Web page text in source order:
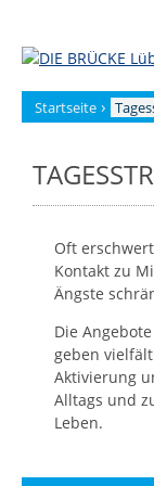
springen
Startseite ›
Oft
Kontakt zu
Ängste
Die
geben
Aktivierung
Alltags und
Leben.